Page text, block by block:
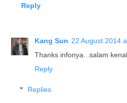
Reply
Kang Sun 22 August 2014
Thanks infonya...salam
Reply
Replies